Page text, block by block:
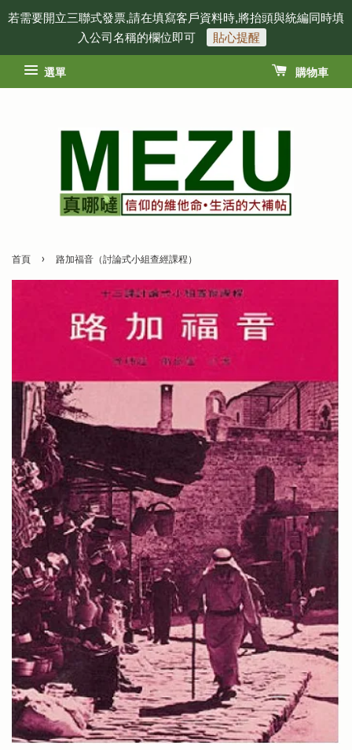
若需要開立三聯式發票,請在填寫客戶資料時,將抬頭與統編同時填
入公司名稱的欄位即可
貼心提醒
選單 購物車
首頁 › 路加福音（討論式小組查經課程）